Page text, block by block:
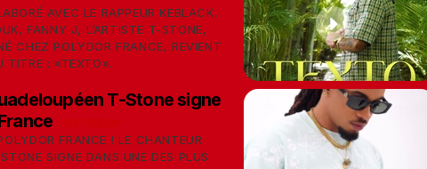
AVEC LE RAPPEUR KEBLACK,
FANNY J, L’ARTISTE T-STONE,
CHEZ POLYDOR FRANCE, REVIENT
TITRE : «TEXTO».
T-Stone signe
FRANCE ! LE CHANTEUR
SIGNE DANS UNE DES PLUS